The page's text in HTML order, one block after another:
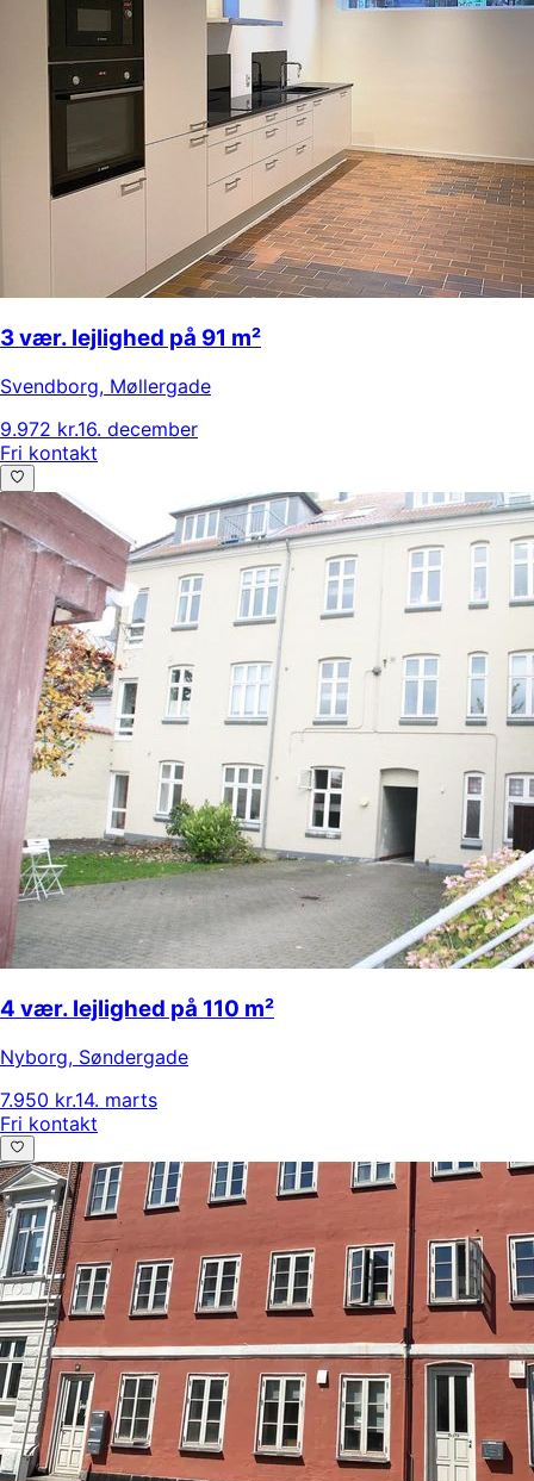
3 vær. lejlighed på 91 m²
Svendborg, Møllergade
9.972 kr.16. december
Fri kontakt
4 vær. lejlighed på 110 m²
Nyborg, Søndergade
7.950 kr.14. marts
Fri kontakt